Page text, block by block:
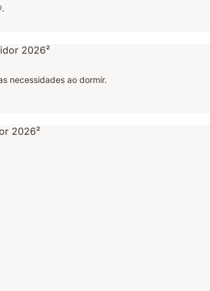
necessidades ao dormir.